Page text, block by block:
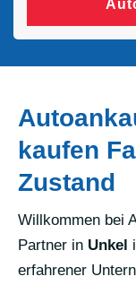
kaufen
Zustand
Willkommen bei
Partner in Unkel
erfahrener